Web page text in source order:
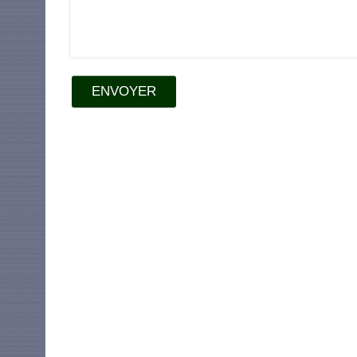
ENVOYER